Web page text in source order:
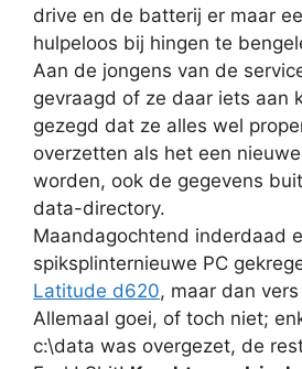
drive en de batterij er maar
hulpeloos bij hingen te
Aan de jongens van de
gevraagd of ze daar iets aan
gezegd dat ze alles wel
overzetten als het een
worden, ook de gegevens
data-directory.
Maandagochtend inderdaad
spiksplinternieuwe PC
Latitude d620, maar dan
Allemaal goei, of toch niet;
c:\data was overgezet, de